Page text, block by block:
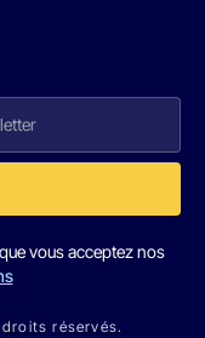
vous acceptez nos
réservés.